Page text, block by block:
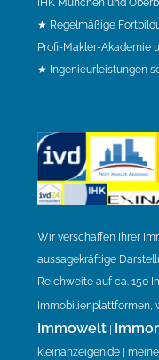
IHK München und
★ Regelmäßige
Profi-Makler-Akademie
★ Ingenieurleistungen
Wir verschaffen Ihrer
aussagekräftige
Reichweite auf ca. 150
Immobilienplattformen,
Immowelt
kleinanzeigen.de |